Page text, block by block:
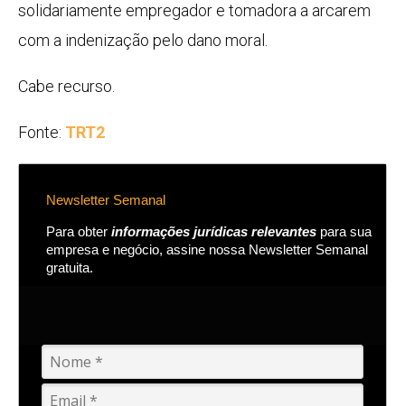
solidariamente empregador e tomadora a arcarem
com a indenização pelo dano moral.
Cabe recurso.
Fonte: TRT2
Newsletter Semanal
Para obter informações jurídicas relevantes para sua
empresa e negócio, assine nossa Newsletter Semanal
gratuita.